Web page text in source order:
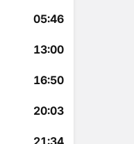
05:46
13:00
16:50
20:03
21:34